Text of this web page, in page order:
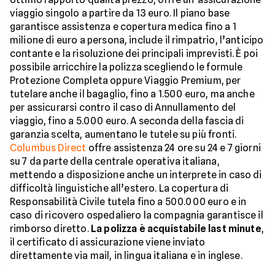
viaggio singolo a partire da 13 euro. Il piano base
garantisce assistenza e copertura medica fino a 1
milione di euro a persona, include il rimpatrio, l’anticipo
contante e la risoluzione dei principali imprevisti. È poi
possibile arricchire la polizza scegliendo le formule
Protezione Completa oppure Viaggio Premium, per
tutelare anche il bagaglio, fino a 1.500 euro, ma anche
per assicurarsi contro il caso di Annullamento del
viaggio, fino a 5.000 euro. A seconda della fascia di
garanzia scelta, aumentano le tutele su più fronti.
Columbus Direct offre assistenza 24 ore su 24 e 7 giorni
su 7 da parte della centrale operativa italiana,
mettendo a disposizione anche un interprete in caso di
difficoltà linguistiche all’estero. La copertura di
Responsabilità Civile tutela fino a 500.000 euro e in
caso di ricovero ospedaliero la compagnia garantisce il
rimborso diretto. La polizza è acquistabile last minute,
il certificato di assicurazione viene inviato
direttamente via mail, in lingua italiana e in inglese.